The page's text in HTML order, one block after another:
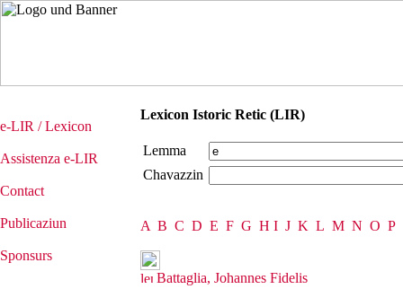
e-LIR / Lexicon
Assistenza e-LIR
Contact
Publicaziun
Sponsurs
Lexicon Istoric Retic (LIR)
Lemma
Chavazzin
A B C D E F G H I J K L M N O P
Battaglia, Johannes Fidelis